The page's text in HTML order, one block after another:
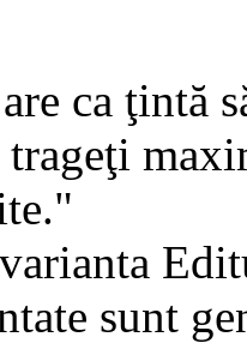
ca ţintă
sunt